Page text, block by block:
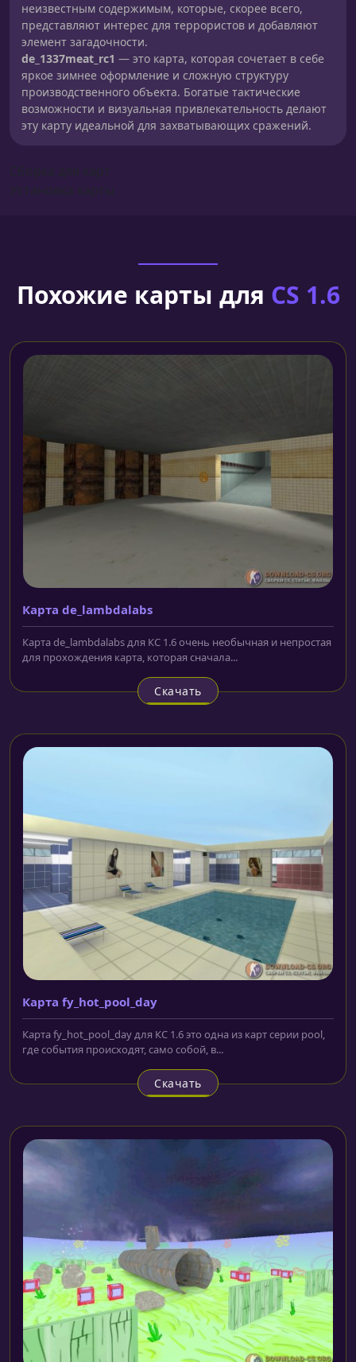
неизвестным содержимым, которые, скорее всего,
представляют интерес для террористов и добавляют
элемент загадочности.
de_1337meat_rc1 — это карта, которая сочетает в себе
яркое зимнее оформление и сложную структуру
производственного объекта. Богатые тактические
возможности и визуальная привлекательность делают
эту карту идеальной для захватывающих сражений.
Похожие карты для CS 1.6
Карта de_lambdalabs
Карта de_lambdalabs для КС 1.6 очень необычная и непростая
для прохождения карта, которая сначала...
Скачать
Карта fy_hot_pool_day
Карта fy_hot_pool_day для КС 1.6 это одна из карт серии pool,
где события происходят, само собой, в...
Скачать